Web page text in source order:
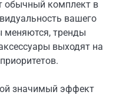
обычный комплект в
вашего
меняются, тренды
выходят на
значимый эффект